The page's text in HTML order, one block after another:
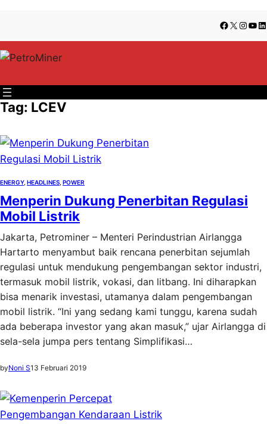
konten
content
Facebook
X
Tag: LCEV
ENERGY, HEADLINES POWER
Menperin Dukung Penerbitan Regulasi
Mobil Listrik
Jakarta, Petrominer – Menteri Perindustrian Airlangga
Hartarto menyambut baik rencana penerbitan sejumlah
regulasi untuk mendukung pengembangan sektor industri,
termasuk mobil listrik, vokasi, dan litbang. Ini diharapkan
bisa menarik investasi, utamanya dalam pengembangan
mobil listrik. “Ini yang sedang kami tunggu, karena sudah
ada beberapa investor yang akan masuk,” ujar Airlangga di
sela-sela jumpa pers tentang Simplifikasi…
byNoni S13 Februari 2019